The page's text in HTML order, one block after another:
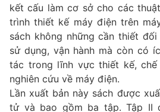
kết cấu làm cơ sở cho các
trình thiết kế máy điện trên
sách không những cần thiết
sử dụng, vận hành mà còn có
tác trong lĩnh vực thiết kế,
nghiên cứu về máy điện.
Lần xuất bản này sách được
tử và bao gồm ba tập. Tập II